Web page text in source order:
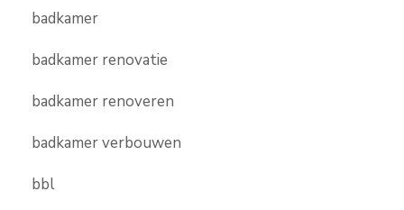
badkamer
badkamer renovatie
badkamer renoveren
badkamer verbouwen
bbl